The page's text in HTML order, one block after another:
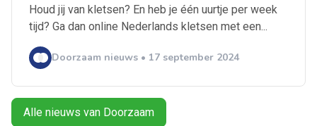
Houd jij van kletsen? En heb je één uurtje per week
tijd? Ga dan online Nederlands kletsen met een...
Doorzaam nieuws • 17 september 2024
Alle nieuws van Doorzaam
Bureau Cicero
Normering Arbeid
ZiPconomy